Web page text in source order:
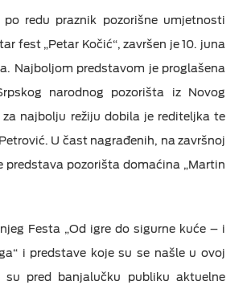
redu praznik pozorišne umjetnosti
fest „Petar Kočić“, završen je 10. juna
Najboljom predstavom je proglašena
narodnog pozorišta iz Novog
najbolju režiju dobila je rediteljka te
U čast nagrađenih, na završnoj
predstava pozorišta domaćina „Martin
Festa „Od igre do sigurne kuće – i
i predstave koje su se našle u ovoj
su pred banjalučku publiku aktuelne